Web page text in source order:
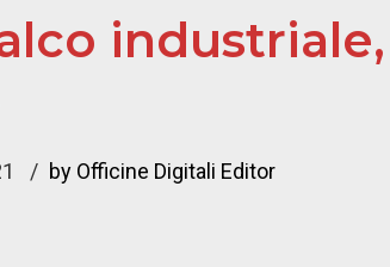
a ripiani
industriale,
by Officine Digitali Editor